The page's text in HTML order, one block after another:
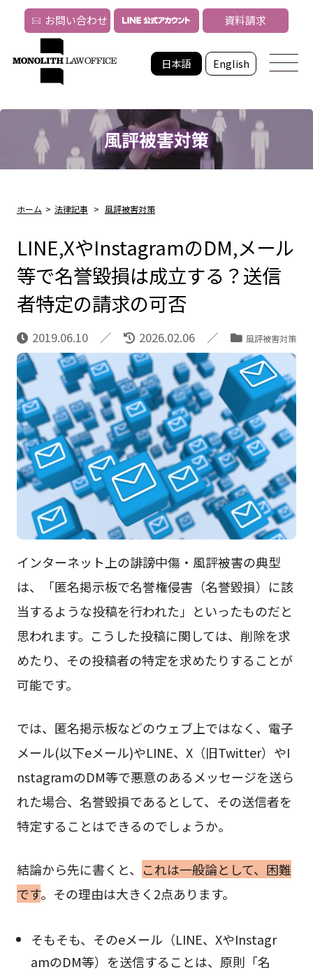
日本語 English
お問い合わせ 資料請求
風評被害対策
ホーム > 法律記事 > 風評被害対策
LINE,XやInstagramのDM,メール
等で名誉毀損は成立する？送信
者特定の請求の可否
2019.06.10 2026.02.06 風評被害対策
インターネット上の誹謗中傷・風評被害の典型
は、「匿名掲示板で名誉権侵害（名誉毀損）に該
当するような投稿を行われた」といったものだと
思われます。こうした投稿に関しては、削除を求
めたり、その投稿者の特定を求めたりすることが
可能です。
では、匿名掲示板などのウェブ上ではなく、電子
メール(以下eメール)やLINE、X（旧Twitter）やI
nstagramのDM等で悪意のあるメッセージを送ら
れた場合、名誉毀損であるとして、その送信者を
特定することはできるのでしょうか。
結論から先に書くと、
これは一般論として、困難
です。その理由は大きく2点あります。
そもそも、そのeメール（LINE、XやInstagr
amのDM等）を送信することは、原則「名